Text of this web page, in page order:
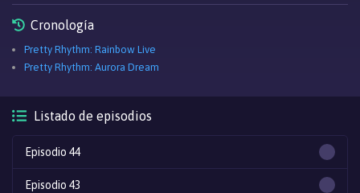
Cronología
Pretty Rhythm: Rainbow Live
Pretty Rhythm: Aurora Dream
Listado de episodios
Episodio 44
Episodio 43